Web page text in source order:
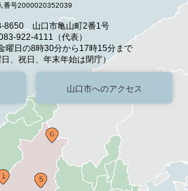
番号2000020352039
8650 山口市亀山町2番1号
922-4111（代表）
曜日の8時30分から17時15分まで
、祝日、年末年始は閉庁）
山口市へのアクセス